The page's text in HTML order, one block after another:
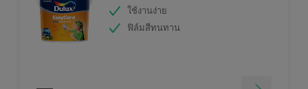
ใช้งานง่าย
ฟิล์มสีทนทาน